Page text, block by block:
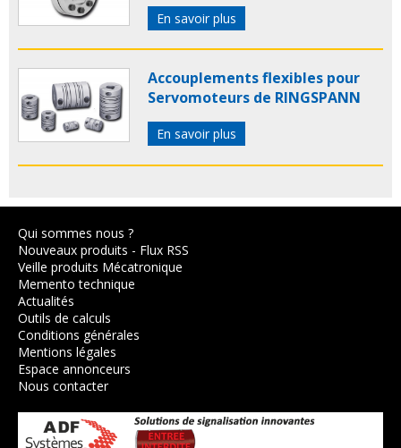
En savoir plus
Accouplements flexibles pour
Servomoteurs de RINGSPANN
En savoir plus
Qui sommes nous ?
Nouveaux produits - Flux RSS
Veille produits Mécatronique
Memento technique
Actualités
Outils de calculs
Conditions générales
Mentions légales
Espace annonceurs
Nous contacter